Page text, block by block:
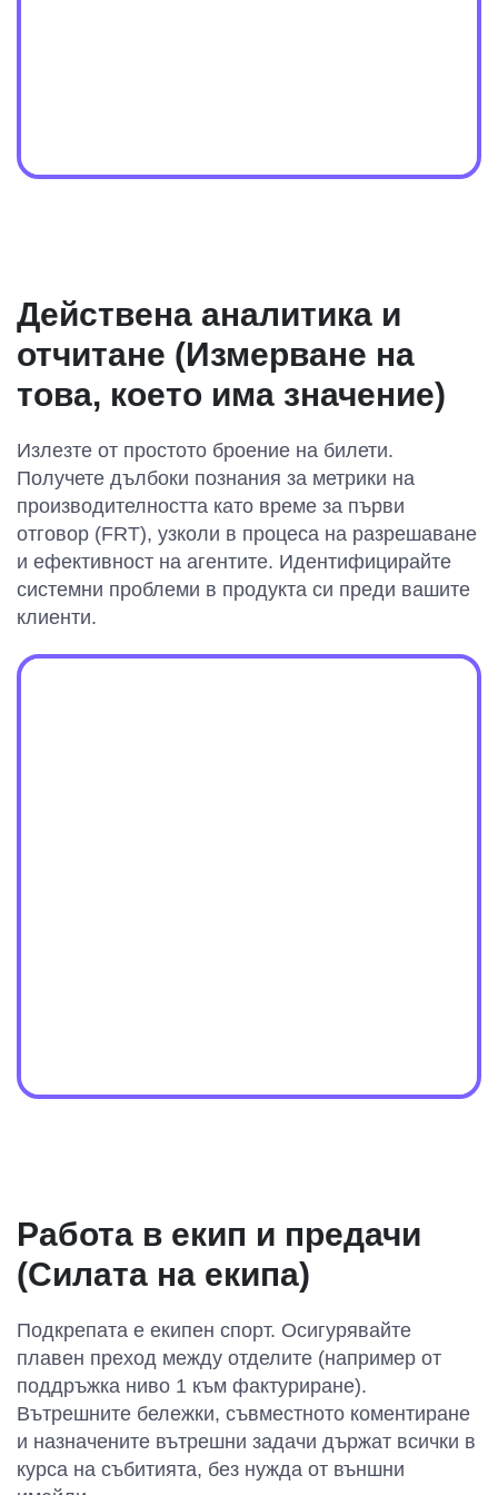
Действена аналитика и
отчитане (Измерване на
това, което има значение)
Излезте от простото броение на билети.
Получете дълбоки познания за метрики на
производителността като време за първи
отговор (FRT), узколи в процеса на разрешаване
и ефективност на агентите. Идентифицирайте
системни проблеми в продукта си преди вашите
клиенти.
Работа в екип и предачи
(Силата на екипа)
Подкрепата е екипен спорт. Осигурявайте
плавен преход между отделите (например от
поддръжка ниво 1 към фактуриране).
Вътрешните бележки, съвместното коментиране
и назначените вътрешни задачи държат всички в
курса на събитията, без нужда от външни